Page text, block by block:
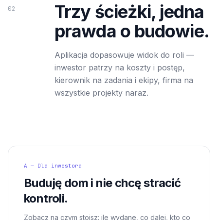
02
Trzy ścieżki, jedna
prawda o budowie.
Aplikacja dopasowuje widok do roli —
inwestor patrzy na koszty i postęp,
kierownik na zadania i ekipy, firma na
wszystkie projekty naraz.
A — Dla inwestora
Buduję dom i nie chcę stracić
kontroli.
Zobacz na czym stoisz: ile wydane, co dalej, kto co